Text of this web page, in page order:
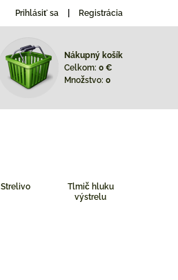
Prihlásiť sa Registrácia
Nákupný košík
Celkom: 0 €
Množstvo: 0
Strelivo
Tlmič hluku
výstrelu